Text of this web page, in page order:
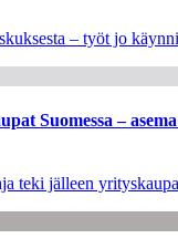
– työt jo
Suomessa –
teki jälleen